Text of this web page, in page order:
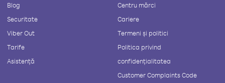
Blog
Securitate
Viber Out
Tarife
Asistență
Centru mărci
Cariere
Termeni și politici
Politica privind
confidențialitatea
Customer Complaints Code